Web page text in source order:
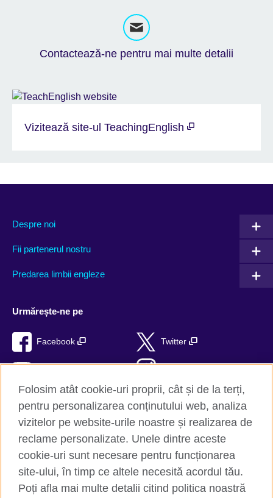
Contactează-ne pentru mai multe detalii
Vizitează site-ul TeachingEnglish
Despre noi
Fii partenerul nostru
Predarea limbii engleze
Urmărește-ne pe
Facebook Twitter
TikTok RSS
British Council Global
Confidențialitate și termeni de utilizare
Trimite-ne comentariile tale
Folosim atât cookie-uri proprii, cât și de la terți,
pentru personalizarea conținutului web, analiza
vizitelor pe website-urile noastre și realizarea de
reclame personalizate. Unele dintre aceste
cookie-uri sunt necesare pentru funcționarea
site-ului, în timp ce altele necesită acordul tău.
Poți afla mai multe detalii citind politica noastră